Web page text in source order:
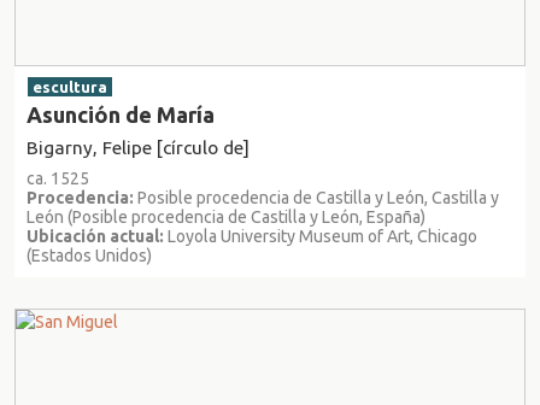
escultura
Asunción de María
Bigarny, Felipe [círculo de]
ca. 1525
Procedencia: Posible procedencia de Castilla y León, Castilla y
León (Posible procedencia de Castilla y León, España)
Ubicación actual: Loyola University Museum of Art, Chicago
(Estados Unidos)